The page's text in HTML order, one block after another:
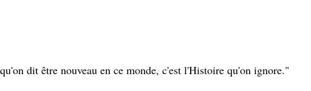
dit être nouveau en ce monde, c'est l'Histoire qu'on ignore."